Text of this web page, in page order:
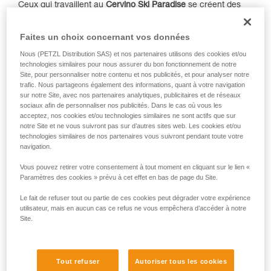
Ceux qui travaillent au Cervino Ski Paradise se créent des
une terrain exceptionnel dans l'une des zones touristiques
les plus vastes et panoramiques des Alpes, au pied du
majestueuxMont Cervin. 26 remontées mécaniques
atteignant l'altitude maximale de 3 458 mètres et 101 pistes
de descente. Plus d'1 000 000 de visiteurs, rien que pendant
la saison hivernale, et plus de 1 000 opérations de
sauvetage chaque année, 105 000 visiteurs l'été, 425 000
billets vendus en moyenne par saison, 140 ouvriers, 20
techniciens d'entretien et 110 personnes employées à
l'entretien des pistes et au secours.
Les chiffres de Cervino Spa parlent d'eux-mêmes : "c'est
une entreprise qui opère dans le monde des remontées
Herin, directeur des opérations de Cervino Spa, nous
sommes parmi les plus grandes entreprises de toute l'Italie,
et même d'Europe, à réaliser ce type d'activité. Nous
mécaniques, leMatterhorn Alpine Crossing, qui a vu le jour
Faites un choix concernant vos données
Nous (PETZL Distribution SAS) et nos partenaires utilisons des cookies et/ou
technologies similaires pour nous assurer du bon fonctionnement de notre
Site, pour personnaliser notre contenu et nos publicités, et pour analyser notre
trafic. Nous partageons également des informations, quant à votre navigation
sur notre Site, avec nos partenaires analytiques, publicitaires et de réseaux
sociaux afin de personnaliser nos publicités. Dans le cas où vous les
acceptez, nos cookies et/ou technologies similaires ne sont actifs que sur
notre Site et ne vous suivront pas sur d’autres sites web. Les cookies et/ou
technologies similaires de nos partenaires vous suivront pendant toute votre
navigation.
Vous pouvez retirer votre consentement à tout moment en cliquant sur le lien «
Paramètres des cookies » prévu à cet effet en bas de page du Site.
Le fait de refuser tout ou partie de ces cookies peut dégrader votre expérience
utilisateur, mais en aucun cas ce refus ne vous empêchera d’accéder à notre
Site.
Tout refuser Autoriser tous les cookies